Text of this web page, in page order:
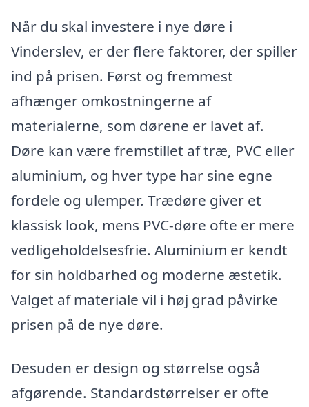
Når du skal investere i nye døre i
Vinderslev, er der flere faktorer, der spiller
ind på prisen. Først og fremmest
afhænger omkostningerne af
materialerne, som dørene er lavet af.
Døre kan være fremstillet af træ, PVC eller
aluminium, og hver type har sine egne
fordele og ulemper. Trædøre giver et
klassisk look, mens PVC-døre ofte er mere
vedligeholdelsesfrie. Aluminium er kendt
for sin holdbarhed og moderne æstetik.
Valget af materiale vil i høj grad påvirke
prisen på de nye døre.
Desuden er design og størrelse også
afgørende. Standardstørrelser er ofte